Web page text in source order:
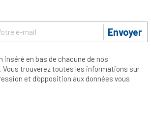
Envoyer
en bas de chacune de nos
trouverez toutes les informations sur
et d'opposition aux données vous